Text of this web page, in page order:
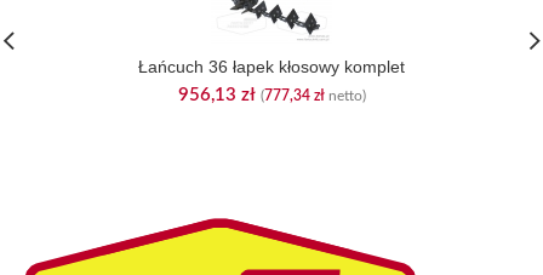
Łańcuch 36 łapek kłosowy komplet
956,13 zł (777,34 złnetto)